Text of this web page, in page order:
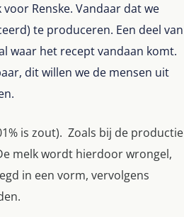
Renske. Vandaar dat we
te produceren. Een deel van
waar het recept vandaan komt.
dit willen we de mensen uit
is zout). Zoals bij de productie
melk wordt hierdoor wrongel,
in een vorm, vervolgens